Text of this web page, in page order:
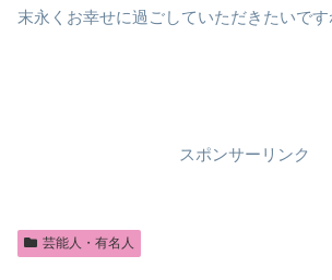
末永くお幸せに過ごしていただきたいです
スポンサーリンク
芸能人・有名人